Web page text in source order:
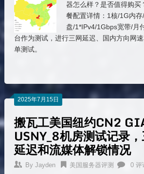
器怎么样？是否值得购买
餐配置详情：1核/1G内
盘/1*IPv4/1Gbps宽带/月
台作为测试，进行三网延迟、国内方向网
单测试。
2025年7月15日
搬瓦工美国纽约CN2
USNY_8机房测试记录，
延迟和流媒体解锁情况
By Jayden 美国服务器评测 0 评